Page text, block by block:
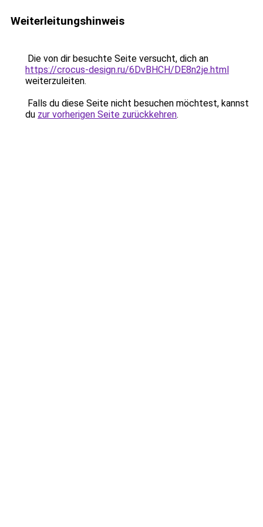
Weiterleitungshinweis
Die von dir besuchte Seite versucht, dich an
https://crocus-design.ru/6DvBHCH/DE8n2je.html
weiterzuleiten.
Falls du diese Seite nicht besuchen möchtest, kannst
du zur vorherigen Seite zurückkehren.